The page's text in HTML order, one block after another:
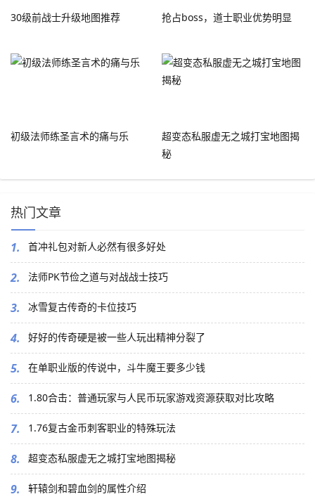
30级前战士升级地图推荐 抢占boss，道士职业优势明显
初级法师练圣言术的痛与乐
超变态私服虚无之城打宝地图揭
秘
热门文章
1. 首冲礼包对新人必然有很多好处
2. 法师PK节俭之道与对战战士技巧
3. 冰雪复古传奇的卡位技巧
4. 好好的传奇硬是被一些人玩出精神分裂了
5. 在单职业版的传说中，斗牛魔王要多少钱
6. 1.80合击：普通玩家与人民币玩家游戏资源获取对比攻略
7. 1.76复古金币刺客职业的特殊玩法
8. 超变态私服虚无之城打宝地图揭秘
9. 轩辕剑和碧血剑的属性介绍